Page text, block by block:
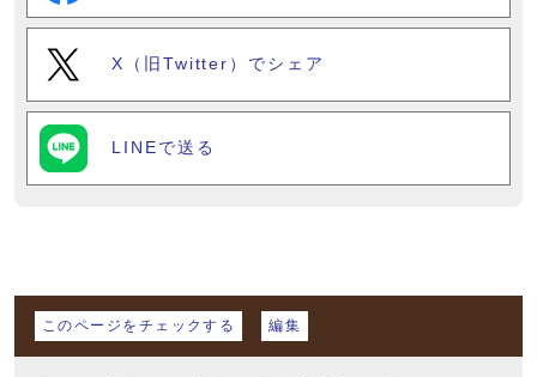
X（旧Twitter）でシェア
LINEで送る
マイページ
このページをチェックする 編集